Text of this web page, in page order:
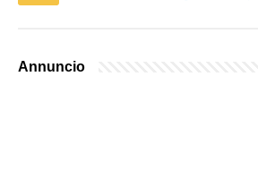
Annuncio